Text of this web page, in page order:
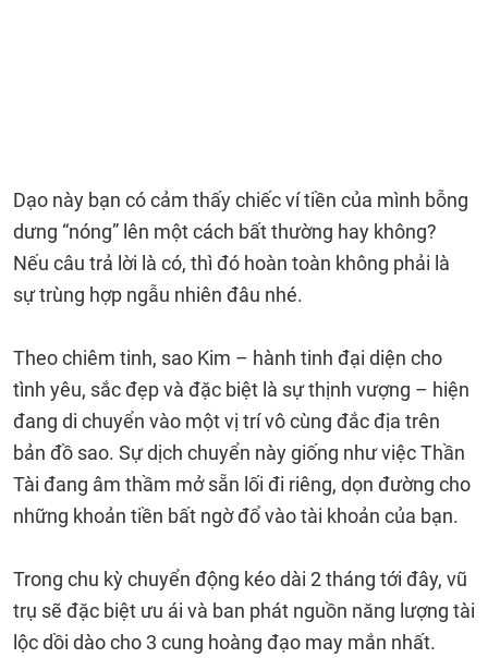
Dạo này bạn có cảm thấy chiếc ví tiền của mình bỗng
dưng “nóng” lên một cách bất thường hay không?
Nếu câu trả lời là có, thì đó hoàn toàn không phải là
sự trùng hợp ngẫu nhiên đâu nhé.
Theo chiêm tinh, sao Kim – hành tinh đại diện cho
tình yêu, sắc đẹp và đặc biệt là sự thịnh vượng – hiện
đang di chuyển vào một vị trí vô cùng đắc địa trên
bản đồ sao. Sự dịch chuyển này giống như việc Thần
Tài đang âm thầm mở sẵn lối đi riêng, dọn đường cho
những khoản tiền bất ngờ đổ vào tài khoản của bạn.
Trong chu kỳ chuyển động kéo dài 2 tháng tới đây, vũ
trụ sẽ đặc biệt ưu ái và ban phát nguồn năng lượng tài
lộc dồi dào cho 3 cung hoàng đạo may mắn nhất.